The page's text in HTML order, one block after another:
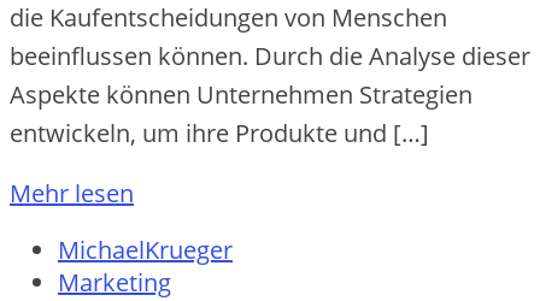
die Kaufentscheidungen von Menschen
beeinflussen können. Durch die Analyse dieser
Aspekte können Unternehmen Strategien
entwickeln, um ihre Produkte und […]
Mehr lesen
MichaelKrueger
Marketing